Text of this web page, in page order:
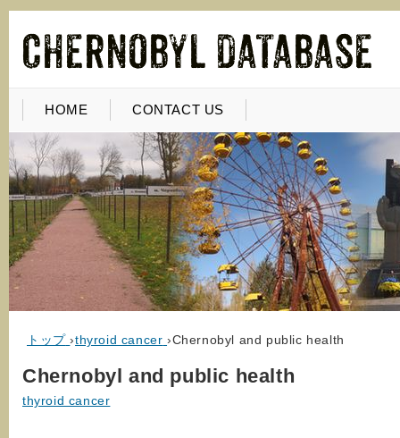
HOME CONTACT US
トップ ›thyroid cancer ›Chernobyl and public health
Chernobyl and public health
thyroid cancer